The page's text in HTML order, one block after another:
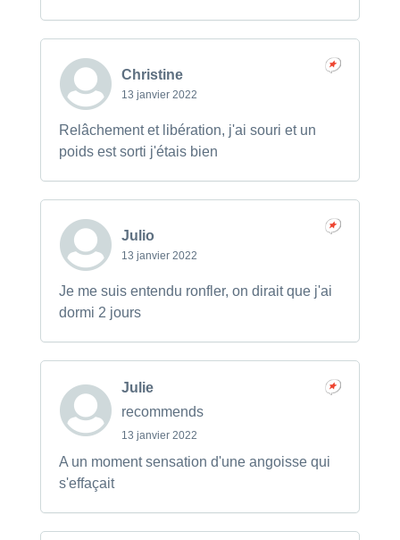
Christine
13 janvier 2022
Relâchement et libération, j'ai souri et un
poids est sorti j'étais bien
Julio
13 janvier 2022
Je me suis entendu ronfler, on dirait que j'ai
dormi 2 jours
Julie
recommends
13 janvier 2022
A un moment sensation d'une angoisse qui
s'effaçait